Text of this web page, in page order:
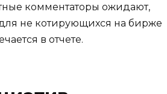
комментаторы ожидают,
не котирующихся на бирже
в отчете.